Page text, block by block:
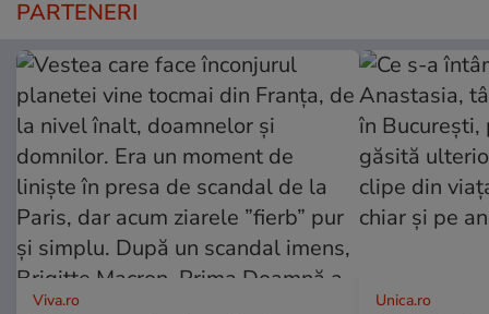
PARTENERI
Viva.ro Unica.ro